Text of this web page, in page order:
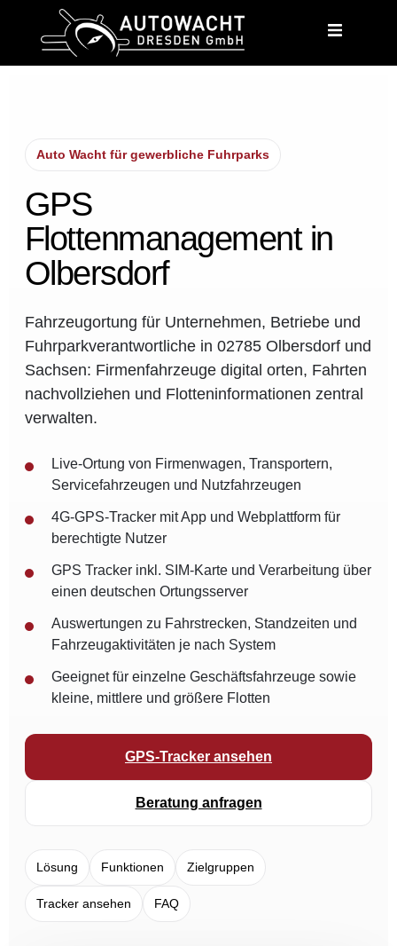
Auto Wacht für gewerbliche Fuhrparks
GPS
Flottenmanagement in
Olbersdorf
Fahrzeugortung für Unternehmen, Betriebe und
Fuhrparkverantwortliche in 02785 Olbersdorf und
Sachsen: Firmenfahrzeuge digital orten, Fahrten
nachvollziehen und Flotteninformationen zentral
verwalten.
Live-Ortung von Firmenwagen, Transportern,
Servicefahrzeugen und Nutzfahrzeugen
4G-GPS-Tracker mit App und Webplattform für
berechtigte Nutzer
GPS Tracker inkl. SIM-Karte und Verarbeitung über
einen deutschen Ortungsserver
Auswertungen zu Fahrstrecken, Standzeiten und
Fahrzeugaktivitäten je nach System
Geeignet für einzelne Geschäftsfahrzeuge sowie
kleine, mittlere und größere Flotten
GPS-Tracker ansehen
Beratung anfragen
Lösung Funktionen Zielgruppen
Tracker ansehen FAQ